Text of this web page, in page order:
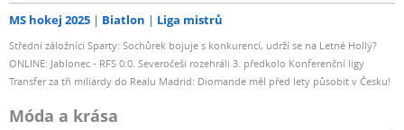
MS hokej 2025 Biatlon Liga mistrů
Střední záložníci Sparty: Sochůrek bojuje s konkurencí, udrží se na Letné Hollý?
ONLINE: Jablonec - RFS 0:0. Severočeši rozehráli 3. předkolo Konferenční ligy
Transfer za tři miliardy do Realu Madrid: Diomande měl před lety působit v Česku!
Móda a krása